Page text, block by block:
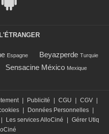
Espagne Beyazperde Turquie
Sensacine México Mexique
Publicité CGU CGV
Données Personnelles
Les services AlloCiné
Gérer Utiq